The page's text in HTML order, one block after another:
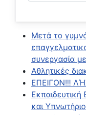
Μετά το
συνεργασία
Αθλητικές
ΕΠΕΙΓΟΝ!!!
και